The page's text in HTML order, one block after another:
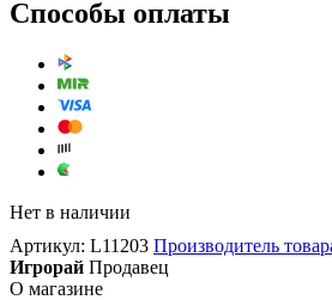
Способы оплаты
Нет в наличии
Артикул: L11203 Производитель
Игрорай Продавец
О магазине